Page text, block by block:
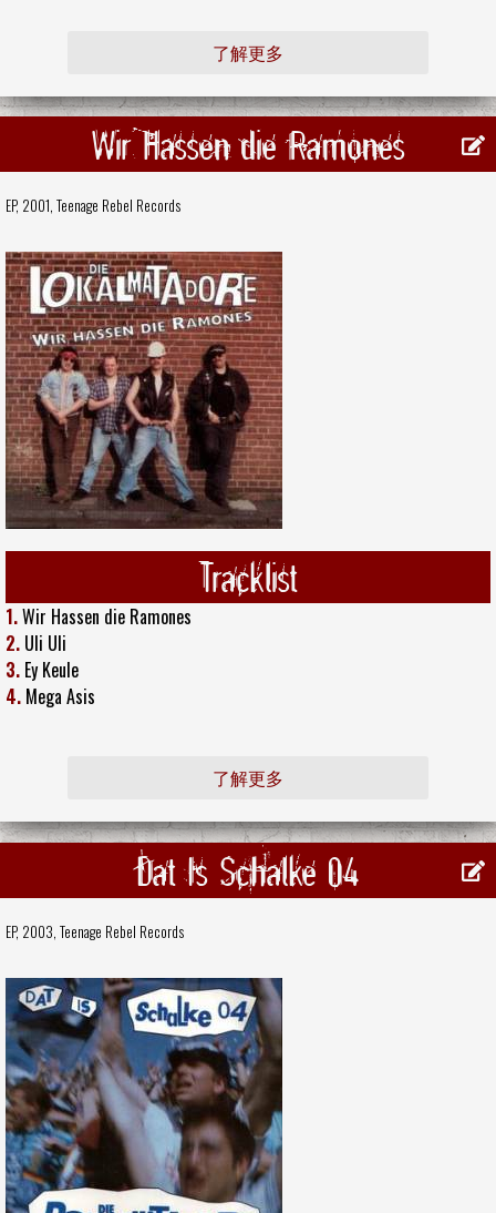
了解更多
Wir Hassen die Ramones
EP, 2001, Teenage Rebel Records
Tracklist
1.Wir Hassen die Ramones
2. Uli Uli
3. Ey Keule
4. Mega Asis
了解更多
Dat Is Schalke 04
EP, 2003, Teenage Rebel Records